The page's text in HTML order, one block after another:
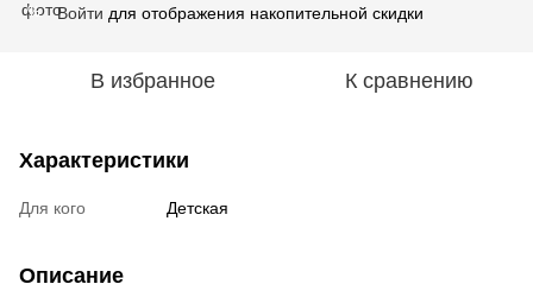
% Войти для отображения накопительной скидки
В избранное К сравнению
Характеристики
Для кого Детская
Описание